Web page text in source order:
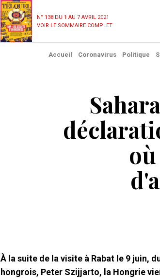
N° 138 DU 1 AU 7 AVRIL 2021
VOIR LE SOMMAIRE COMPLET
Accueil Coronavirus Politique
À la suite de la visite à Rabat le 9 juin,
hongrois, Peter Szijjarto, la Hongrie